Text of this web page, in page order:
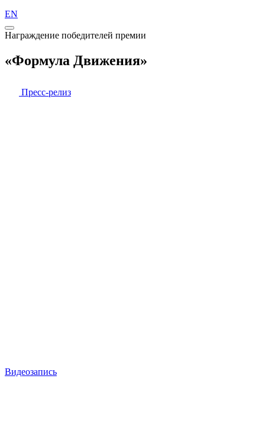
EN
Награждение победителей премии
«Формула Движения»
Пресс-релиз
Видеозапись